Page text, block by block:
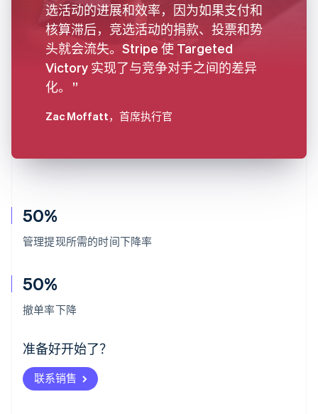
50%
管理提现所需的时间下降率
50%
撤单率下降
准备好开始了？
联系销售
选活动的进展和效率，因为如果支付和
核算滞后，竞选活动的捐款、投票和势
头就会流失。Stripe 使 Targeted
Victory 实现了与竞争对手之间的差异
化。
Zac Moffatt，首席执行官
阿联酋
爱尔兰
爱沙尼亚
English
奥地利
Deutsch English